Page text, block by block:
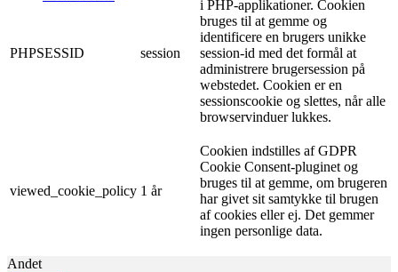
PHPSESSID session
i PHP-applikationer. Cookien
bruges til at gemme og
identificere en brugers unikke
session-id med det formål at
administrere brugersession på
webstedet. Cookien er en
sessionscookie og slettes, når alle
browservinduer lukkes.
viewed_cookie_policy 1 år
Cookien indstilles af GDPR
Cookie Consent-pluginet og
bruges til at gemme, om brugeren
har givet sit samtykke til brugen
af ​​cookies eller ej. Det gemmer
ingen personlige data.
Andet